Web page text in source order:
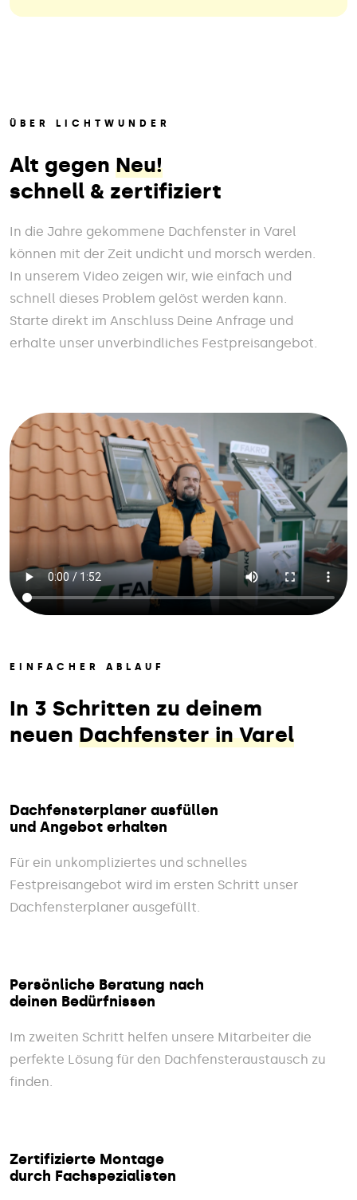
ÜBER LICHTWUNDER
Alt gegen Neu!
schnell & zertifiziert
In die Jahre gekommene Dachfenster in Varel
können mit der Zeit undicht und morsch werden.
In unserem Video zeigen wir, wie einfach und
schnell dieses Problem gelöst werden kann.
Starte direkt im Anschluss Deine Anfrage und
erhalte unser unverbindliches Festpreisangebot.
EINFACHER ABLAUF
In 3 Schritten zu deinem
neuen Dachfenster in Varel
Dachfensterplaner ausfüllen
und Angebot erhalten
Für ein unkompliziertes und schnelles
Festpreisangebot wird im ersten Schritt unser
Dachfensterplaner ausgefüllt.
Persönliche Beratung nach
deinen Bedürfnissen
Im zweiten Schritt helfen unsere Mitarbeiter die
perfekte Lösung für den Dachfensteraustausch zu
finden.
Zertifizierte Montage
durch Fachspezialisten